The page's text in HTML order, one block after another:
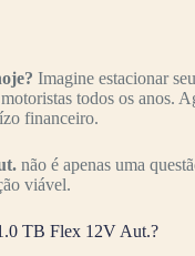
Imagine estacionar seu
todos os anos.
financeiro.
não é apenas uma
viável.
TB Flex 12V Aut.?